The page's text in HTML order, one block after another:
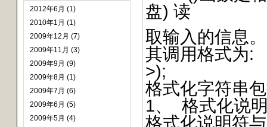
2012年6月 (1)
2010年1月 (1)
2009年12月 (7)
2009年11月 (3)
2009年9月 (9)
2009年8月 (1)
2009年7月 (6)
2009年6月 (5)
2009年5月 (4)
盘) 读
取输入的信息。
其调用格式为
>);
格式化字符串
1、 格式化说
格式化说明符